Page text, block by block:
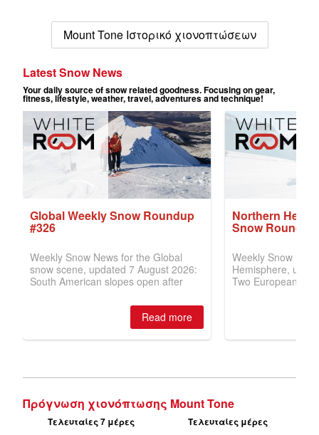
Mount Tone Ιστορικό χιονοπτώσεων
Πρόγνωση χιονόπτωσης Mount Tone
Τελευταίες 7 μέρες Τελευταίες μέρες